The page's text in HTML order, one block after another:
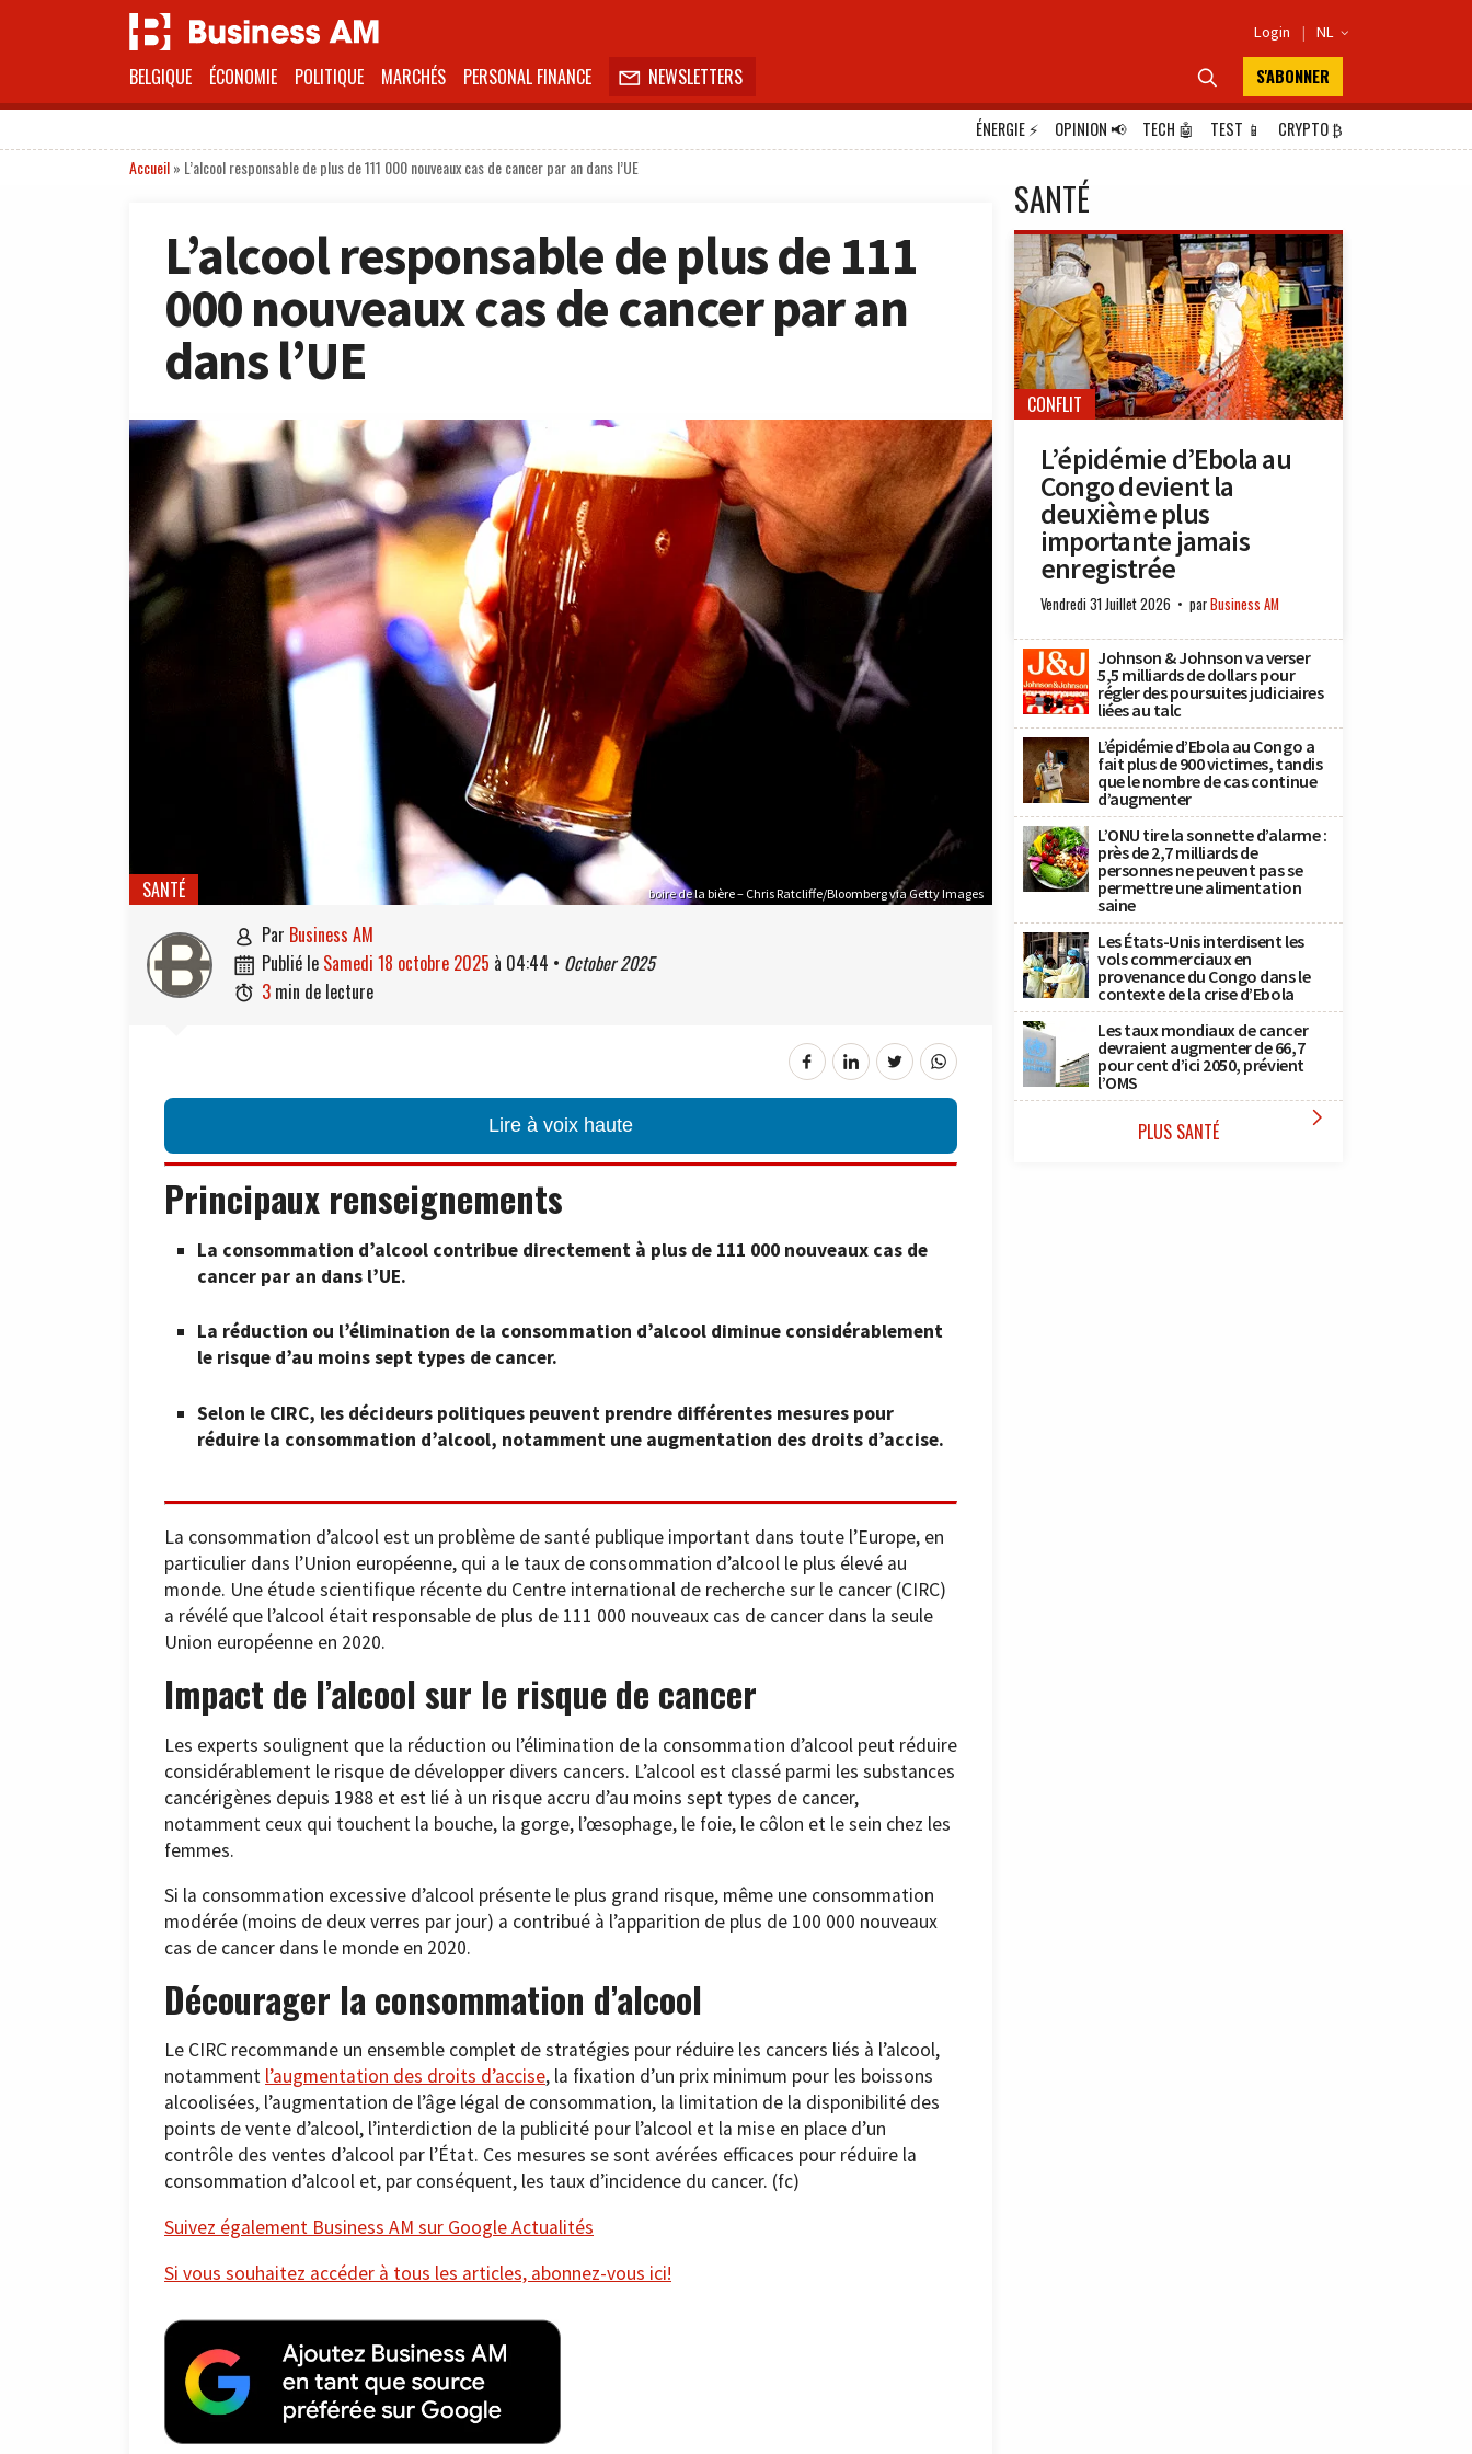
Login | NL 
BELGIQUE ÉCONOMIE POLITIQUE MARCHÉS PERSONAL FINANCE  NEWSLETTERS  S'ABONNER
ÉNERGIE⚡ OPINION📢 TECH 🤖 TEST 📱 CRYPTO₿
Accueil» L’alcool responsable de plus de 111 000 nouveaux cas de cancer par an dans l’UE
L’alcool responsable de plus de 111
000 nouveaux cas de cancer par an
dans l’UE
boire de la bière – Chris Ratcliffe/Bloomberg via Getty Images
SANTÉ
 par Business AM
 publié le samedi 18 octobre 2025 à 04:44 • October 2025
 3 min de lecture
Lire à voix haute
Principaux renseignements
La consommation d’alcool contribue directement à plus de 111 000 nouveaux cas de
cancer par an dans l’UE.
La réduction ou l’élimination de la consommation d’alcool diminue considérablement
le risque d’au moins sept types de cancer.
Selon le CIRC, les décideurs politiques peuvent prendre différentes mesures pour
réduire la consommation d’alcool, notamment une augmentation des droits d’accise.
La consommation d’alcool est un problème de santé publique important dans toute l’Europe, en
particulier dans l’Union européenne, qui a le taux de consommation d’alcool le plus élevé au
monde. Une étude scientifique récente du Centre international de recherche sur le cancer (CIRC)
a révélé que l’alcool était responsable de plus de 111 000 nouveaux cas de cancer dans la seule
Union européenne en 2020.
Impact de l’alcool sur le risque de cancer
Les experts soulignent que la réduction ou l’élimination de la consommation d’alcool peut réduire
considérablement le risque de développer divers cancers. L’alcool est classé parmi les substances
cancérigènes depuis 1988 et est lié à un risque accru d’au moins sept types de cancer,
notamment ceux qui touchent la bouche, la gorge, l’œsophage, le foie, le côlon et le sein chez les
femmes.
Si la consommation excessive d’alcool présente le plus grand risque, même une consommation
modérée (moins de deux verres par jour) a contribué à l’apparition de plus de 100 000 nouveaux
cas de cancer dans le monde en 2020.
Décourager la consommation d’alcool
Le CIRC recommande un ensemble complet de stratégies pour réduire les cancers liés à l’alcool,
notamment l’augmentation des droits d’accise, la fixation d’un prix minimum pour les boissons
alcoolisées, l’augmentation de l’âge légal de consommation, la limitation de la disponibilité des
points de vente d’alcool, l’interdiction de la publicité pour l’alcool et la mise en place d’un
contrôle des ventes d’alcool par l’État. Ces mesures se sont avérées efficaces pour réduire la
consommation d’alcool et, par conséquent, les taux d’incidence du cancer. (fc)
Suivez également Business AM sur Google Actualités
Si vous souhaitez accéder à tous les articles, abonnez-vous ici!
SANTÉ
CONFLIT
L’épidémie d’Ebola au
Congo devient la
deuxième plus
importante jamais
enregistrée
Vendredi 31 Juillet 2026 parBusiness AM
Johnson & Johnson va verser
5,5 milliards de dollars pour
régler des poursuites judiciaires
liées au talc
L’épidémie d’Ebola au Congo a
fait plus de 900 victimes, tandis
que le nombre de cas continue
d’augmenter
L’ONU tire la sonnette d’alarme :
près de 2,7 milliards de
personnes ne peuvent pas se
permettre une alimentation
saine
Les États-Unis interdisent les
vols commerciaux en
provenance du Congo dans le
contexte de la crise d’Ebola
Les taux mondiaux de cancer
devraient augmenter de 66,7
pour cent d’ici 2050, prévient
l’OMS
PLUS SANTÉ 